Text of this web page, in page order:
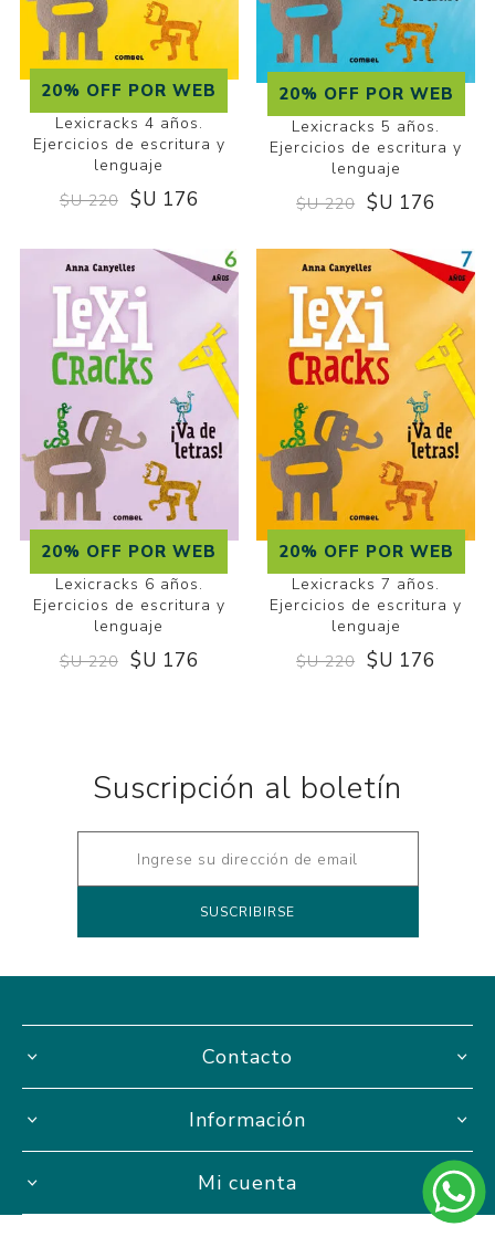
20% OFF POR WEB
Lexicracks 4 años.
Ejercicios de escritura y
lenguaje
$U 220 $U 176
20% OFF POR WEB
Lexicracks 5 años.
Ejercicios de escritura y
lenguaje
$U 220 $U 176
20% OFF POR WEB
Lexicracks 6 años.
Ejercicios de escritura y
lenguaje
$U 220 $U 176
20% OFF POR WEB
Lexicracks 7 años.
Ejercicios de escritura y
lenguaje
$U 220 $U 176
Suscripción al boletín
Contacto
Información
Mi cuenta